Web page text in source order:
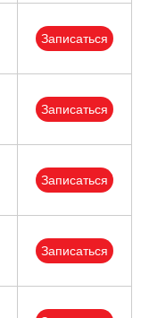
Записаться
Записаться
Записаться
Записаться